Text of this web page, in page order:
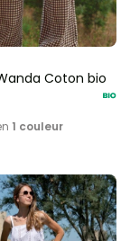
Coton bio
1 couleur